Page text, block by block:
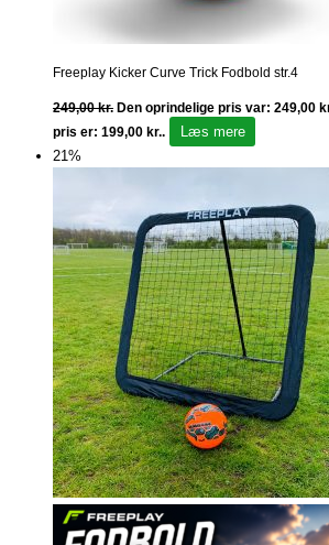
Freeplay Kicker Curve Trick Fodbold str.4
249,00kr. Den oprindelige pris var: 249,00
pris er: 199,00 kr..
Læs mere
21%